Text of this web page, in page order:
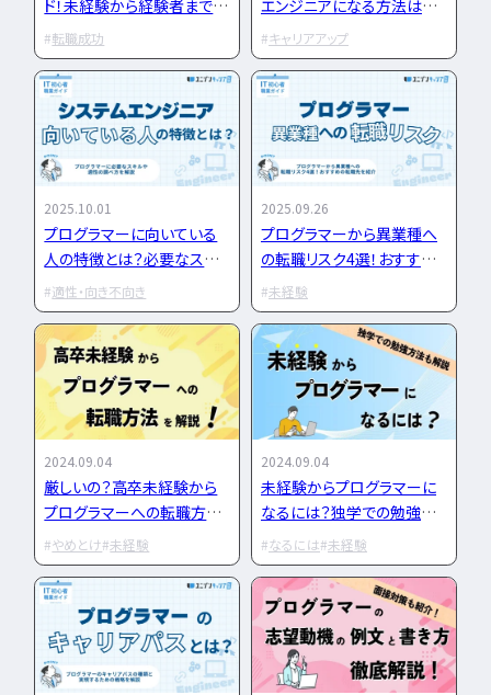
転職失敗
成長
ランキング
経歴・学歴
適性・向き不向き
仕事内容
将来性・
とは
職種・種類
転職成功
年収アップ
キャリアアップ
キャリアパス
なるに
未経験
女性
勉強・学習
書類選考
経験者
面接対策
タグ一覧
転職フェーズから探す
エンジニア転職
備
ド！未経験から経験者まで勉
強方法からキャリアまで解
説！
転職成功
エンジニアになる方法は？
必要な資格・期間・注意点を
解説
キャリアアップ
2025.10.01
プログラマーに向いている
人の特徴とは？必要なスキ
ルや適性の調べ方まで丁寧
に解説
適性・向き不向き
2025.09.26
プログラマーから異業種へ
の転職リスク4選！おすすめ
の転職先を紹介
未経験
2024.09.04
厳しいの？高卒未経験から
プログラマーへの転職方法
を解説！
やめとけ 未経験
2024.09.04
未経験からプログラマーに
なるには？独学での勉強方
法も解説
なるには 未経験